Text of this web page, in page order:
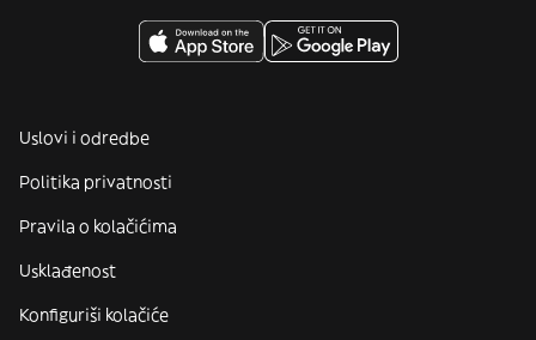
Uslovi i odredbe
Politika privatnosti
Pravila o kolačićima
Usklađenost
Konfiguriši kolačiće